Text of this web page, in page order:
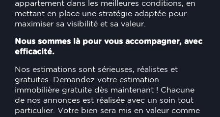
appartement dans les meilleures conditions, en
mettant en place une stratégie adaptée pour
maximiser sa visibilité et sa valeur.
Nous sommes là pour vous accompagner, avec
efficacité.
Nos estimations sont sérieuses, réalistes et
gratuites. Demandez votre estimation
immobilière gratuite dès maintenant ! Chacune
de nos annonces est réalisée avec un soin tout
particulier. Votre bien sera mis en valeur comme